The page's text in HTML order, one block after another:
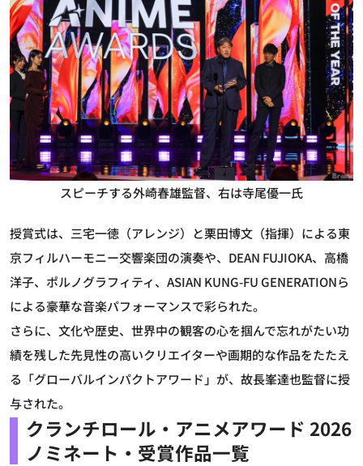
スピーチする外崎春雄監督、右は寺尾優一氏
授賞式は、三宅一徳（アレンジ）と栗田博文（指揮）による東
京フィルハーモニー交響楽団の演奏や、DEAN FUJIOKA、高橋
洋子、ポルノグラフィティ、ASIAN KUNG-FU GENERATIONら
による豪華な音楽パフォーマンスで彩られた。
さらに、文化や歴史、世界中の観客の心を掴んで忘れがたい功
績を残した先見性の高いクリエイターや画期的な作品をたたえ
る「グローバルインパクトアワード」が、故長峯達也監督に授
与された。
クランチロール・アニメアワード 2026
ノミネート・受賞作品一覧